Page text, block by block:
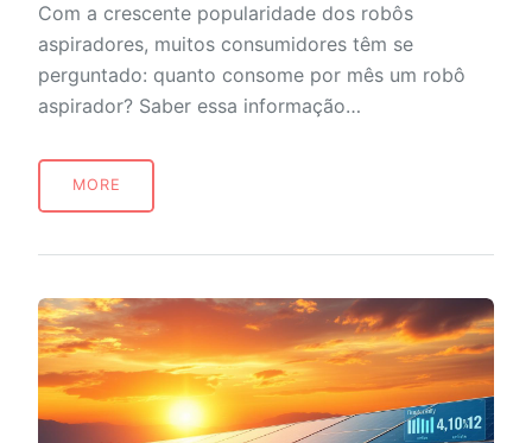
Com a crescente popularidade dos robôs
aspiradores, muitos consumidores têm se
perguntado: quanto consome por mês um robô
aspirador? Saber essa informação…
MORE